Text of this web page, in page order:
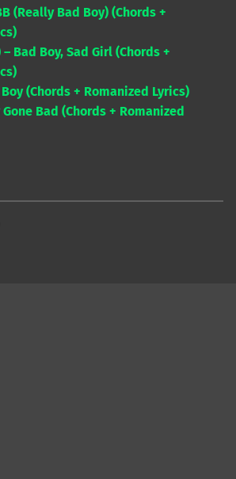
(Really Bad Boy) (Chords +
– Bad Boy, Sad Girl (Chords +
Boy (Chords + Romanized Lyrics)
Gone Bad (Chords + Romanized